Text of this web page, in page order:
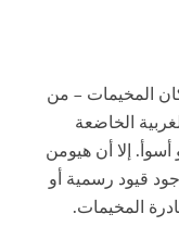
المخيمات – من
الخاضعة
إلا أن هيومن
قيود رسمية أو
المخيمات.